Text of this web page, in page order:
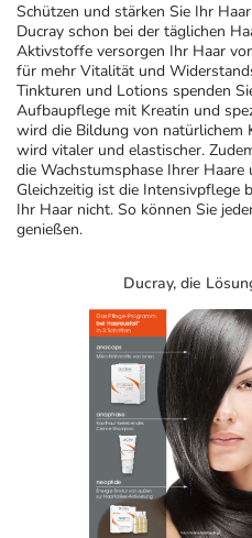
Schützen und stärken Sie Ihr
Ducray schon bei der täglichen
Aktivstoffe versorgen Ihr Haar
für mehr Vitalität und
Tinkturen und Lotions spenden
Aufbaupflege mit Kreatin und
wird die Bildung von natürlichem
wird vitaler und elastischer.
die Wachstumsphase Ihrer
Gleichzeitig ist die Intensivpflege
Ihr Haar nicht. So können Sie
genießen.
Ducray, die